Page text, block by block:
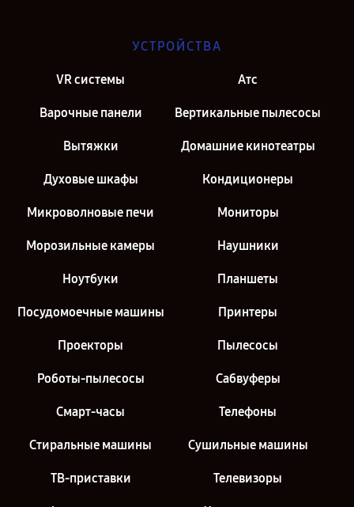
УСТРОЙСТВА
VR системы Атс
Варочные панели Вертикальные пылесосы
Вытяжки Домашние кинотеатры
Духовые шкафы Кондиционеры
Микроволновые печи Мониторы
Морозильные камеры Наушники
Ноутбуки Планшеты
Посудомоечные машины Принтеры
Проекторы Пылесосы
Роботы-пылесосы Сабвуферы
Смарт-часы Телефоны
Стиральные машины Сушильные машины
ТВ-приставки Телевизоры